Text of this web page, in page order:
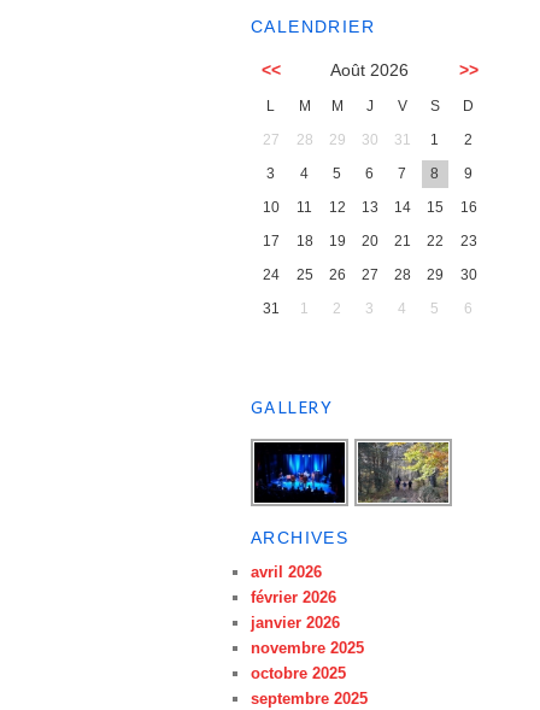
CALENDRIER
<< Août 2026 >>
L M M J V S
D
27
28 29 30 31 1
2
3
4 5 6 7 8
9
10
11 12 13 14 15
16
17
18 19 20 21 22
23
24
25 26 27 28 29
30
31
1 2 3 4 5 6
GALLERY
ARCHIVES
avril 2026
février 2026
janvier 2026
novembre 2025
octobre 2025
septembre 2025